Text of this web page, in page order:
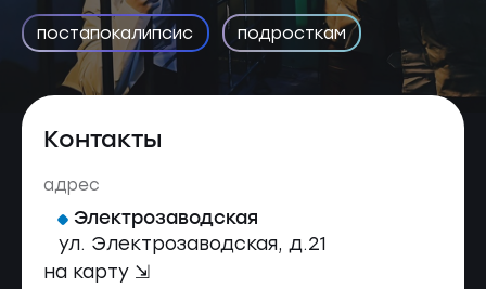
постапокалипсис подросткам
Контакты
адрес
Электрозаводская
ул. Электрозаводская, д.21
на карту ⇲